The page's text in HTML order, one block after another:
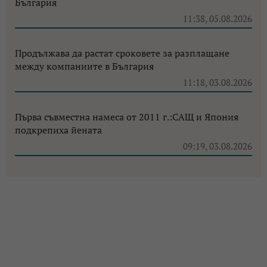
11:38, 05.08.2026
Продължава да растат сроковете за разплащане
между компаниите в България
11:18, 03.08.2026
Първа съвместна намеса от 2011 г.:САЩ и Япония
подкрепиха йената
09:19, 03.08.2026